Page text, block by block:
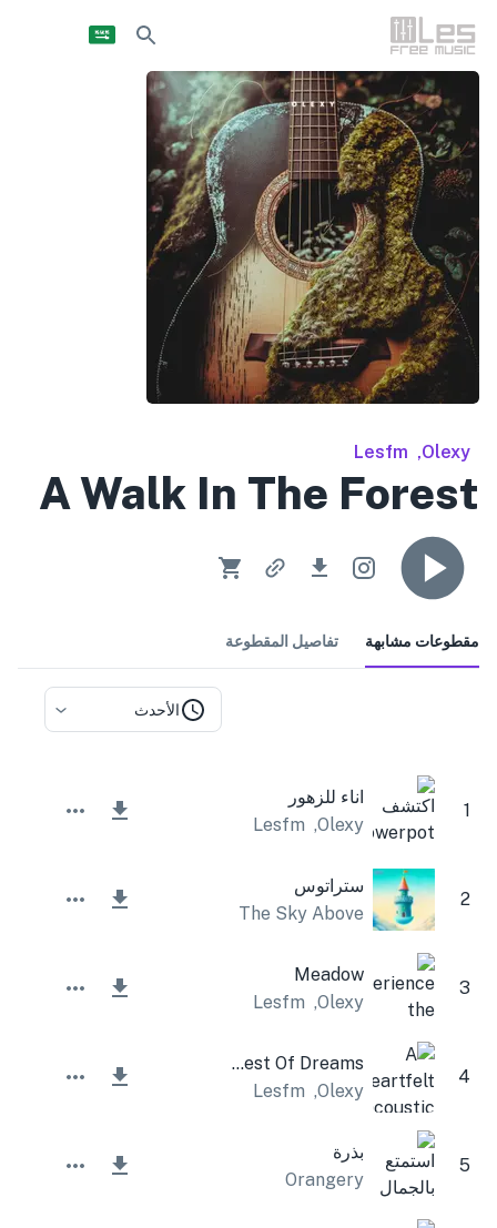
Olexy
,
Lesfm
A Walk In The Forest
مقطوعات مشابهة تفاصيل المقطوعة
الأحدث
1
اناء للزهور
Olexy
,
Lesfm
2
ستراتوس
The Sky Above
3
Meadow
Olexy
,
Lesfm
4
Forest Of Dreams
Olexy
,
Lesfm
5
بذرة
Orangery